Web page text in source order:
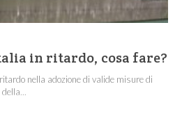
in ritardo, cosa fare?
nella adozione di valide misure di